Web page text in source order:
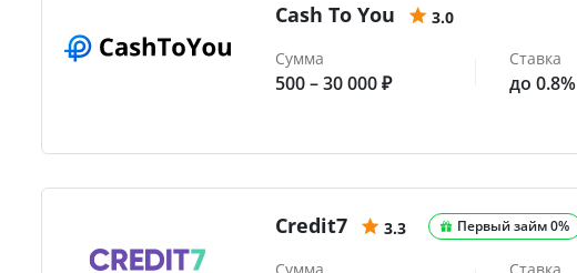
Cash To You
3.0
Сумма
500 – 30 000 ₽
Ставка
до 0.8%
Credit7 3.3 Первый займ 0%